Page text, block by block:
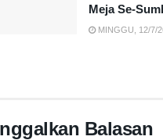
Meja Se-
MINGGU, 12/7/
Balasan